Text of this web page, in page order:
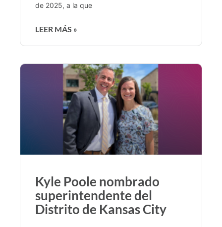
de 2025, a la que
LEER MÁS »
Kyle Poole nombrado
superintendente del
Distrito de Kansas City